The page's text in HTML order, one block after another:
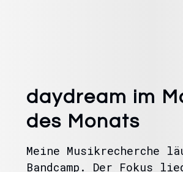
daydream im
des Monats
Meine Musikrecherche
Bandcamp. Der Fokus